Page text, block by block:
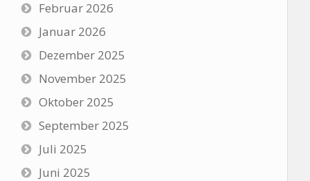
Februar 2026
Januar 2026
Dezember 2025
November 2025
Oktober 2025
September 2025
Juli 2025
Juni 2025